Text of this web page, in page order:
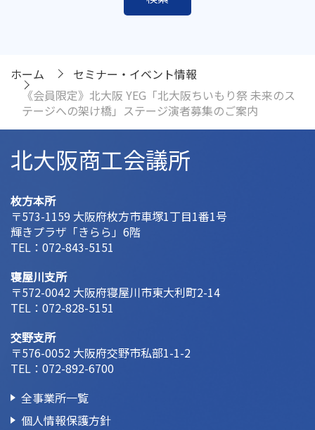
ホーム
セミナー・イベント情報
《会員限定》北⼤阪 YEG「北大阪ちいもり祭 未来のス
テージへの架け橋」ステージ演者募集のご案内
北大阪商工会議所
枚方本所
〒573-1159 大阪府枚方市車塚1丁目1番1号
輝きプラザ「きらら」6階
TEL： 072-843-5151
寝屋川支所
〒572-0042 大阪府寝屋川市東大利町2-14
TEL： 072-828-5151
交野支所
〒576-0052 大阪府交野市私部1-1-2
TEL： 072-892-6700
全事業所一覧
個人情報保護方針